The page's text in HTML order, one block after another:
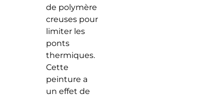
de polymère
creuses pour
limiter les
ponts
thermiques.
Cette
peinture a
un effet de